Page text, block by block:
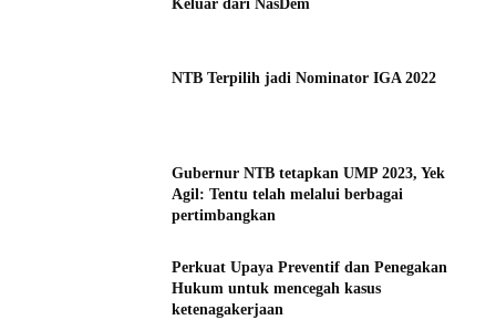
Keluar dari NasDem
NTB Terpilih jadi Nominator IGA 2022
Gubernur NTB tetapkan UMP 2023, Yek
Agil: Tentu telah melalui berbagai
pertimbangkan
Perkuat Upaya Preventif dan Penegakan
Hukum untuk mencegah kasus
ketenagakerjaan